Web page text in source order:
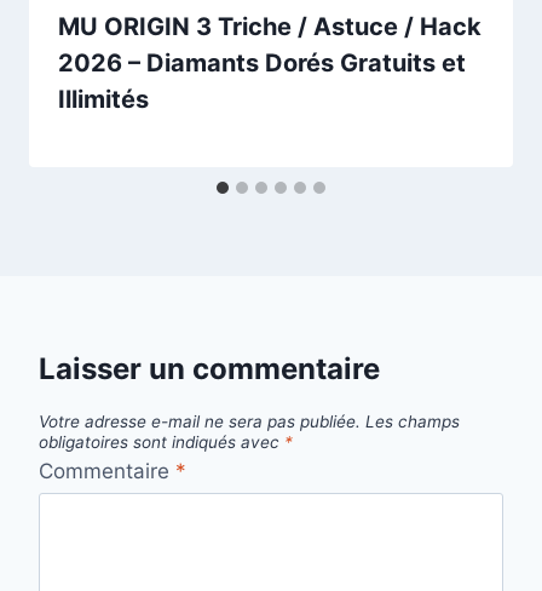
MU ORIGIN 3 Triche / Astuce / Hack
2026 – Diamants Dorés Gratuits et
Illimités
Laisser un commentaire
Votre adresse e-mail ne sera pas publiée. Les champs
obligatoires sont indiqués avec *
Commentaire *